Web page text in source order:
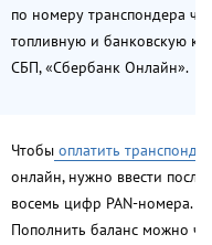
по номеру транспондера
топливную и банковскую
СБП, «Сбербанк Онлайн».
Чтобы оплатить
онлайн, нужно ввести
восемь цифр PAN-номера.
Пополнить баланс можно